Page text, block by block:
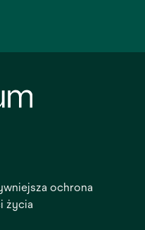
ochrona
życia